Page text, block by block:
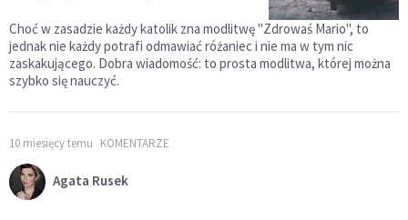
Choć w zasadzie każdy katolik zna modlitwę "Zdrowaś Mario", to
jednak nie każdy potrafi odmawiać różaniec i nie ma w tym nic
zaskakującego. Dobra wiadomość: to prosta modlitwa, której można
szybko się nauczyć.
10 miesięcy temu KOMENTARZE
Agata Rusek